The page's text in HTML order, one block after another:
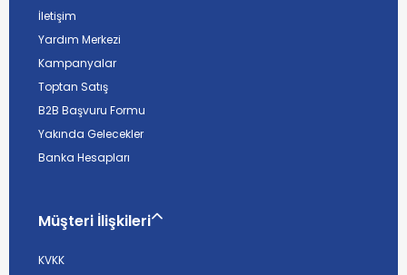
İletişim
Yardım Merkezi
Kampanyalar
Toptan Satış
B2B Başvuru Formu
Yakında Gelecekler
Banka Hesapları
Müşteri İlişkileri
KVKK